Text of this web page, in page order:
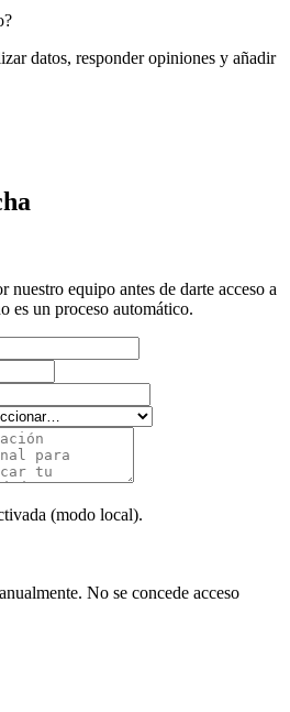
datos, responder opiniones y añadir
nuestro equipo antes de darte acceso a
es un proceso automático.
(modo local).
No se concede acceso